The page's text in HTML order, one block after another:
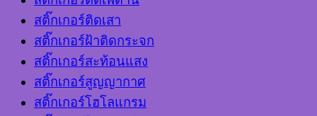
สติ๊กเกอร์ติดเสา
สติ๊กเกอร์ฝ้าติดกระจก
สติ๊กเกอร์สะท้อนแสง
สติ๊กเกอร์สูญญากาศ
สติ๊กเกอร์โฮโลแกรม